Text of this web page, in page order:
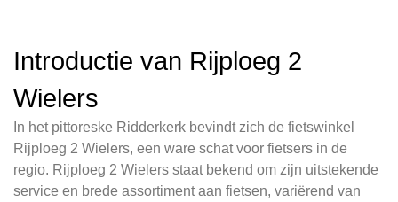
Introductie van Rijploeg 2
Wielers
In het pittoreske Ridderkerk bevindt zich de fietswinkel
Rijploeg 2 Wielers, een ware schat voor fietsers in de
regio. Rijploeg 2 Wielers staat bekend om zijn uitstekende
service en brede assortiment aan fietsen, variërend van